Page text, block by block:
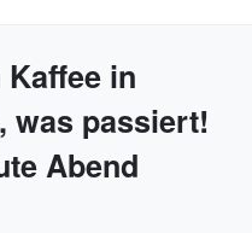
in
was passiert!
Abend